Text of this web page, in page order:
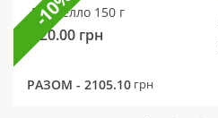
Рафаелло 150 г
320.00 грн
РАЗОМ - 2105.10 грн